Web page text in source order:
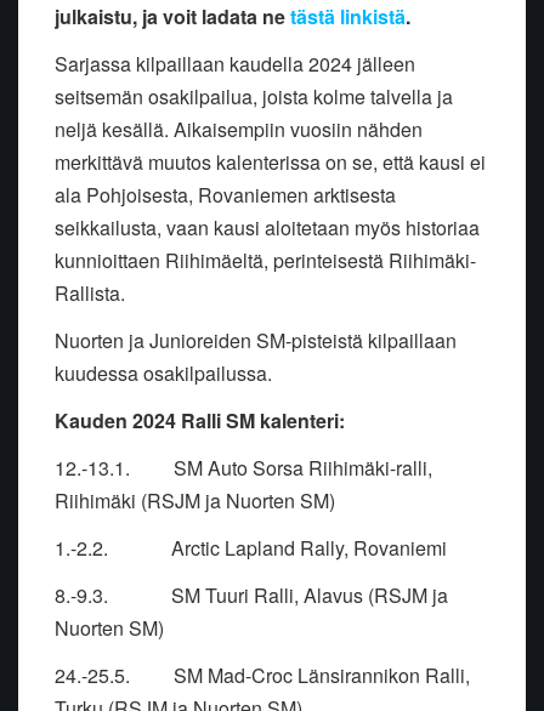
julkaistu, ja voit ladata netästä linkistä.
Sarjassa kilpaillaan kaudella 2024 jälleen
seitsemän osakilpailua, joista kolme talvella ja
neljä kesällä. Aikaisempiin vuosiin nähden
merkittävä muutos kalenterissa on se, että kausi ei
ala Pohjoisesta, Rovaniemen arktisesta
seikkailusta, vaan kausi aloitetaan myös historiaa
kunnioittaen Riihimäeltä, perinteisestä Riihimäki-
Rallista.
Nuorten ja Junioreiden SM-pisteistä kilpaillaan
kuudessa osakilpailussa.
Kauden 2024 Ralli SM kalenteri:
12.-13.1. SM Auto Sorsa Riihimäki-ralli,
Riihimäki (RSJM ja Nuorten SM)
1.-2.2. Arctic Lapland Rally, Rovaniemi
8.-9.3. SM Tuuri Ralli, Alavus (RSJM ja
Nuorten SM)
24.-25.5. SM Mad-Croc Länsirannikon Ralli,